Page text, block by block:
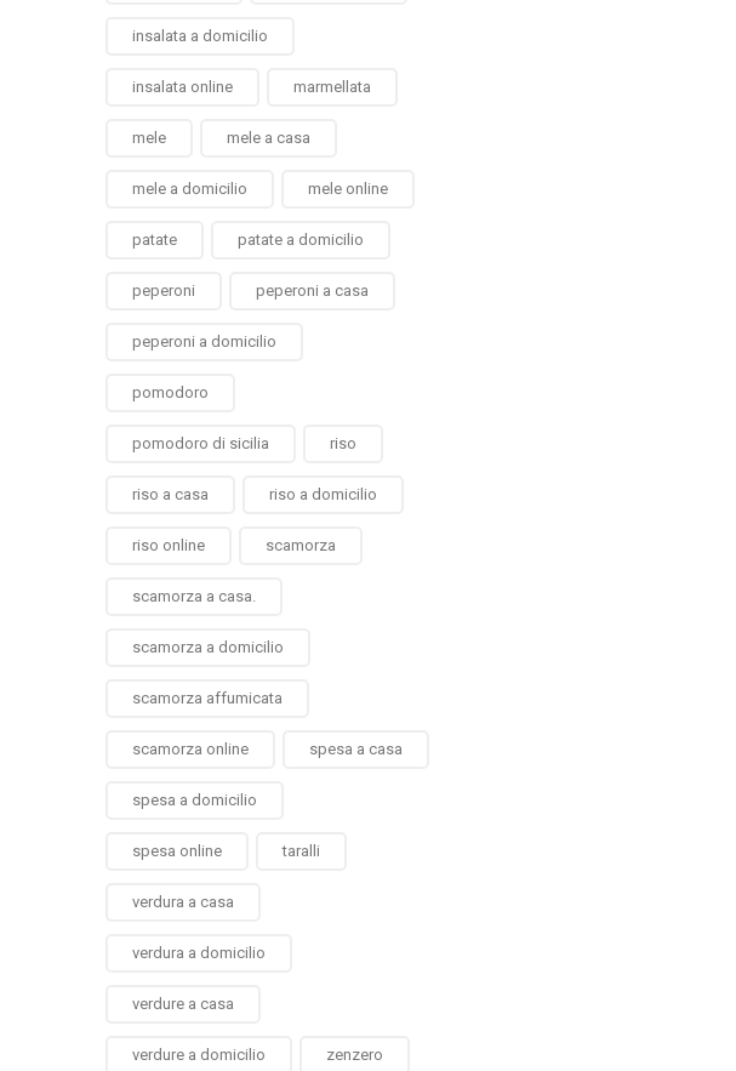
insalata a domicilio
insalata online marmellata
mele mele a casa
mele a domicilio mele online
patate patate a domicilio
peperoni peperoni a casa
peperoni a domicilio
pomodoro
pomodoro di sicilia riso
riso a casa riso a domicilio
riso online scamorza
scamorza a casa.
scamorza a domicilio
scamorza affumicata
scamorza online spesa a casa
spesa a domicilio
spesa online taralli
verdura a casa
verdura a domicilio
verdure a casa
verdure a domicilio zenzero